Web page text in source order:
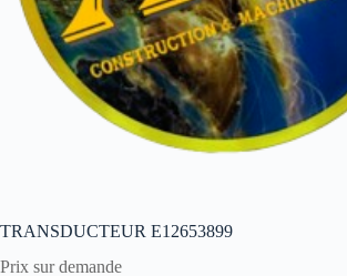
TRANSDUCTEUR E12653899
Prix sur demande